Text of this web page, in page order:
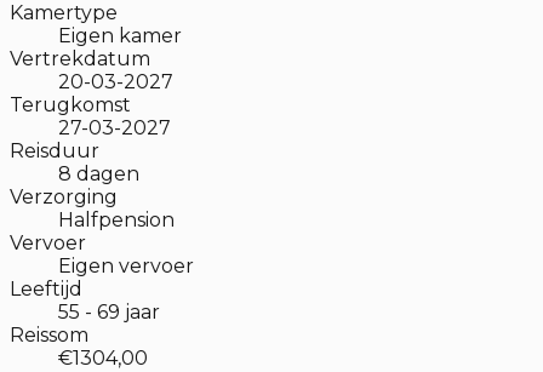
Kamertype
Eigen kamer
Vertrekdatum
20-03-2027
Terugkomst
27-03-2027
Reisduur
8 dagen
Verzorging
Halfpension
Vervoer
Eigen vervoer
Leeftijd
55 - 69 jaar
Reissom
€1304,00